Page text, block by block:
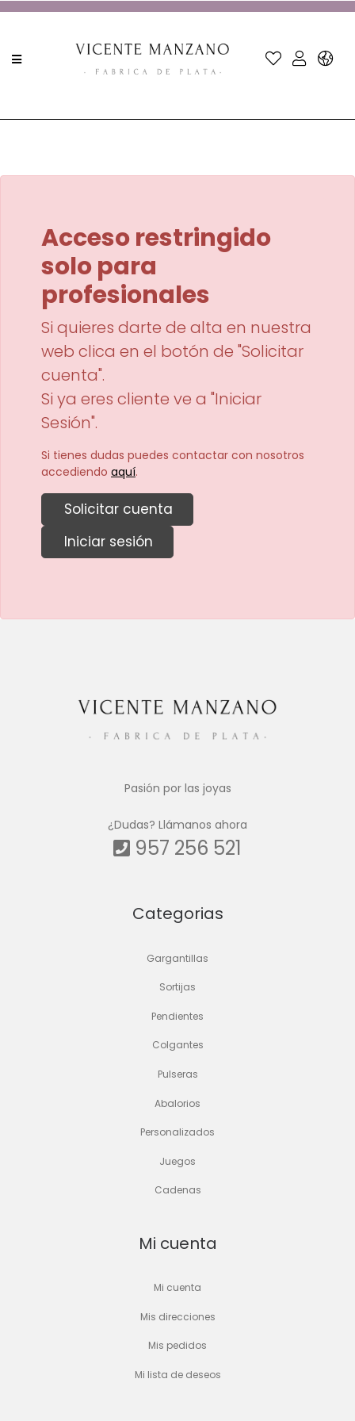
Acceso restringido
solo para
profesionales
Si quieres darte de alta en nuestra
web clica en el botón de "Solicitar
cuenta".
Si ya eres cliente ve a "Iniciar
Sesión".
Si tienes dudas puedes contactar con nosotros
accediendo aquí.
Solicitar cuenta
Iniciar sesión
Pasión por las joyas
¿Dudas? Llámanos ahora
957 256 521
Categorias
Gargantillas
Sortijas
Pendientes
Colgantes
Pulseras
Abalorios
Personalizados
Juegos
Cadenas
Mi cuenta
Mi cuenta
Mis direcciones
Mis pedidos
Mi lista de deseos